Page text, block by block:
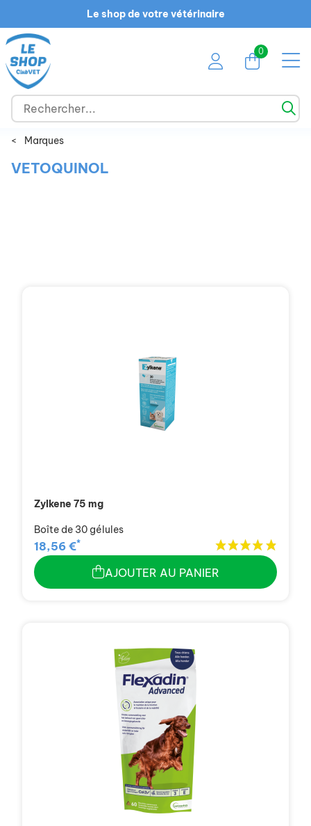
Le shop de votre vétérinaire
0
< Marques
VETOQUINOL
Zylkene 75 mg
Boîte de 30 gélules
18,56 €*
AJOUTER AU PANIER